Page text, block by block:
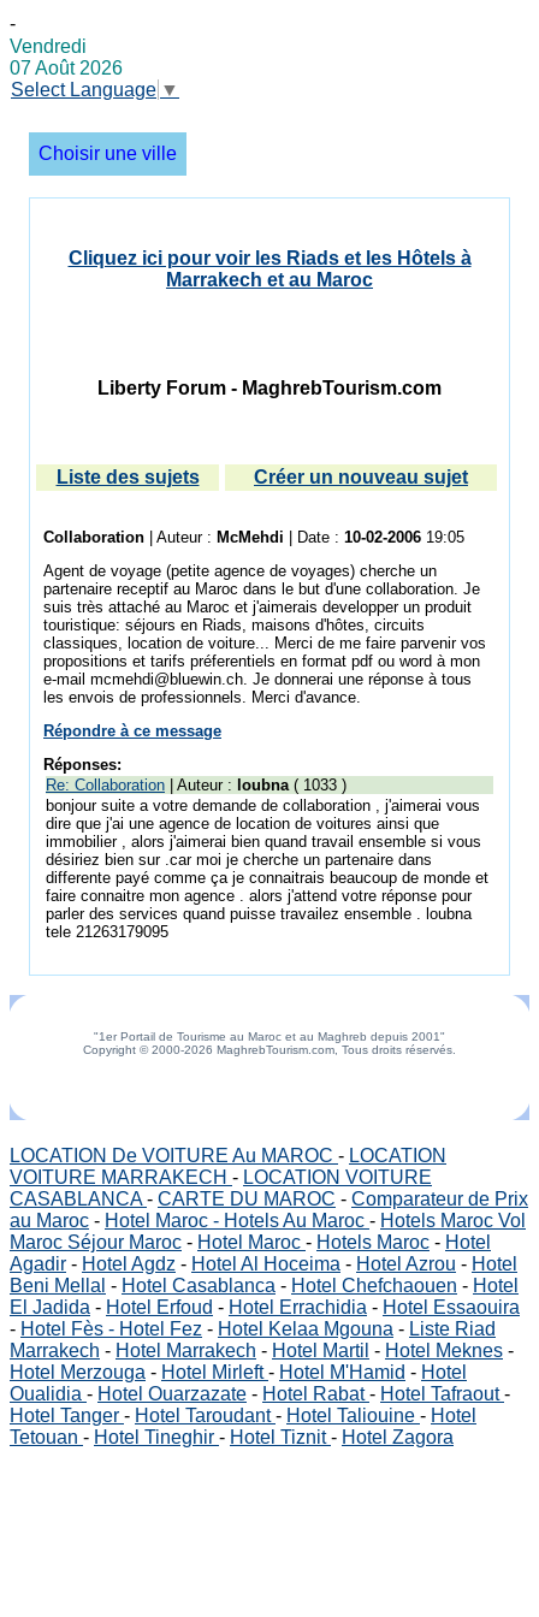
-
Vendredi
07 Août 2026
Select Language ▼
Choisir une ville
Cliquez ici pour voir les Riads et les Hôtels à
Marrakech et au Maroc
Liberty Forum - MaghrebTourism.com
Liste des sujets Créer un nouveau sujet
Collaboration | Auteur : McMehdi | Date : 10-02-2006 19:05
Agent de voyage (petite agence de voyages) cherche un
partenaire receptif au Maroc dans le but d'une collaboration. Je
suis très attaché au Maroc et j'aimerais developper un produit
touristique: séjours en Riads, maisons d'hôtes, circuits
classiques, location de voiture... Merci de me faire parvenir vos
propositions et tarifs préferentiels en format pdf ou word à mon
e-mail mcmehdi@bluewin.ch. Je donnerai une réponse à tous
les envois de professionnels. Merci d'avance.
Répondre à ce message
Réponses:
Re: Collaboration | Auteur : loubna( 1033 )
bonjour suite a votre demande de collaboration , j'aimerai vous
dire que j'ai une agence de location de voitures ainsi que
immobilier , alors j'aimerai bien quand travail ensemble si vous
désiriez bien sur .car moi je cherche un partenaire dans
differente payé comme ça je connaitrais beaucoup de monde et
faire connaitre mon agence . alors j'attend votre réponse pour
parler des services quand puisse travailez ensemble . loubna
tele 21263179095
"1er Portail de Tourisme au Maroc et au Maghreb depuis 2001"
Copyright © 2000-2026 MaghrebTourism.com, Tous droits réservés.
LOCATION De VOITURE Au MAROC - LOCATION
VOITURE MARRAKECH - LOCATION VOITURE
CASABLANCA- CARTE DU MAROC - Comparateur de Prix
au Maroc - Hotel Maroc - Hotels Au Maroc - Hotels Maroc Vol
Maroc Séjour Maroc - Hotel Maroc - Hotels Maroc - Hotel
Agadir - Hotel Agdz - Hotel Al Hoceima - Hotel Azrou - Hotel
Beni Mellal - Hotel Casablanca - Hotel Chefchaouen - Hotel
El Jadida - Hotel Erfoud - Hotel Errachidia - Hotel Essaouira
- Hotel Fès - Hotel Fez - Hotel Kelaa Mgouna - Liste Riad
Marrakech - Hotel Marrakech - Hotel Martil - Hotel Meknes -
Hotel Merzouga - Hotel Mirleft- Hotel M'Hamid - Hotel
Oualidia - Hotel Ouarzazate - Hotel Rabat- Hotel Tafraout-
Hotel Tanger - Hotel Taroudant- Hotel Taliouine - Hotel
Tetouan - Hotel Tineghir - Hotel Tiznit- Hotel Zagora